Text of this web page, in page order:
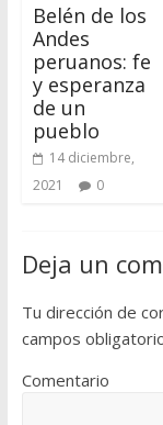
Belén de los
Andes
peruanos: fe
y esperanza
de un
pueblo
14 diciembre,
2021
0
Deja un
Tu dirección de
campos
Comentario